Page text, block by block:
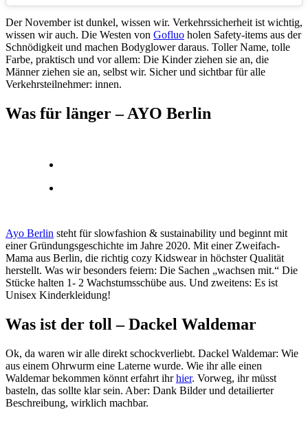
Der November ist dunkel, wissen wir. Verkehrssicherheit ist wichtig,
wissen wir auch. Die Westen von Gofluo holen Safety-items aus der
Schnödigkeit und machen Bodyglower daraus. Toller Name, tolle
Farbe, praktisch und vor allem: Die Kinder ziehen sie an, die
Männer ziehen sie an, selbst wir. Sicher und sichtbar für alle
Verkehrsteilnehmer: innen.
Was für länger – AYO Berlin
Ayo Berlin steht für slowfashion & sustainability und beginnt mit
einer Gründungsgeschichte im Jahre 2020. Mit einer Zweifach-
Mama aus Berlin, die richtig cozy Kidswear in höchster Qualität
herstellt. Was wir besonders feiern: Die Sachen „wachsen mit.“ Die
Stücke halten 1- 2 Wachstumsschübe aus. Und zweitens: Es ist
Unisex Kinderkleidung!
Was ist der toll – Dackel Waldemar
Ok, da waren wir alle direkt schockverliebt. Dackel Waldemar: Wie
aus einem Ohrwurm eine Laterne wurde. Wie ihr alle einen
Waldemar bekommen könnt erfahrt ihrhier. Vorweg, ihr müsst
basteln, das sollte klar sein. Aber: Dank Bilder und detailierter
Beschreibung, wirklich machbar.